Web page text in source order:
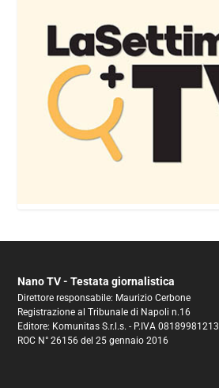
Nano TV - Testata giornalistica
Direttore responsabile: Maurizio Cerbone
Registrazione al Tribunale di Napoli n.16
Editore: Komunitas S.r.l.s. - P.IVA 08189981213
ROC N° 26156 del 25 gennaio 2016